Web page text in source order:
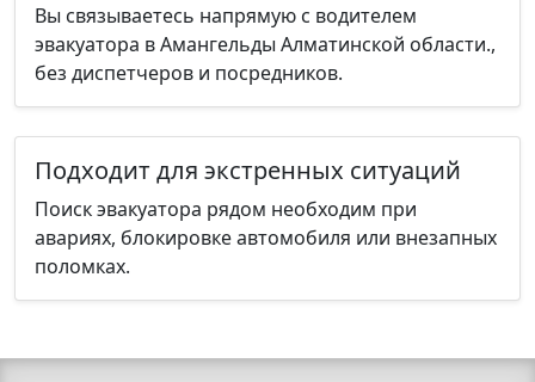
Вы связываетесь напрямую с водителем
эвакуатора в Амангельды Алматинской области.,
без диспетчеров и посредников.
Подходит для экстренных ситуаций
Поиск эвакуатора рядом необходим при
авариях, блокировке автомобиля или внезапных
поломках.